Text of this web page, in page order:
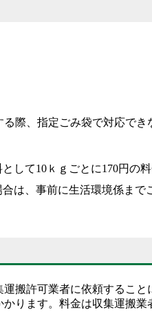
際、指定ごみ袋で対応で
して10ｋｇごとに170円の料
は、事前に生活環境係まで
搬許可業者に依頼すること
ります。料金は収集運搬業